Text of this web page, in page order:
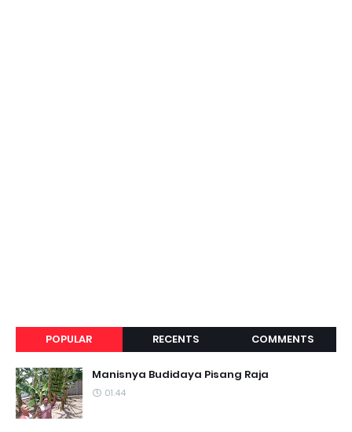
POPULAR RECENTS COMMENTS
Manisnya Budidaya Pisang Raja
01.44